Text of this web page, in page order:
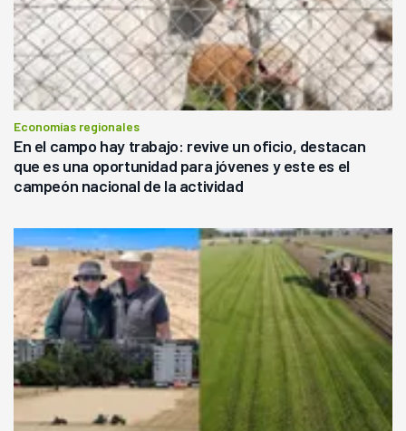
Economías regionales
En el campo hay trabajo: revive un oficio, destacan
que es una oportunidad para jóvenes y este es el
campeón nacional de la actividad